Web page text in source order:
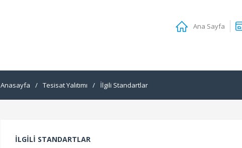
Ana Sayfa
Anasayfa / Tesisat Yalıtımı / İlgili Standartlar
İLGİLİ STANDARTLAR